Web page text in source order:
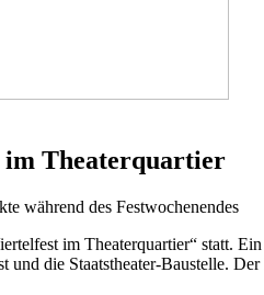
im Theaterquartier
während des Festwochenendes
im Theaterquartier“ statt.
und die Staatstheater-Baustelle.